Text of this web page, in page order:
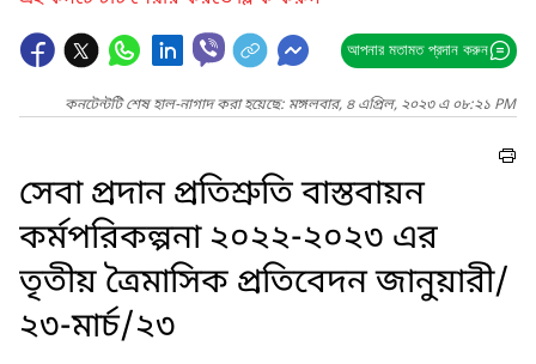
আপনার মতামত প্রদান করুন
কনটেন্টটি শেষ হাল-নাগাদ করা হয়েছে: মঙ্গলবার, ৪ এপ্রিল, ২০২৩ এ ০৮:২১ PM
সেবা প্রদান প্রতিশ্রুতি বাস্তবায়ন
কর্মপরিকল্পনা ২০২২-২০২৩ এর
তৃতীয় ত্রৈমাসিক প্রতিবেদন জানুয়ারী/
২৩-মার্চ/২৩